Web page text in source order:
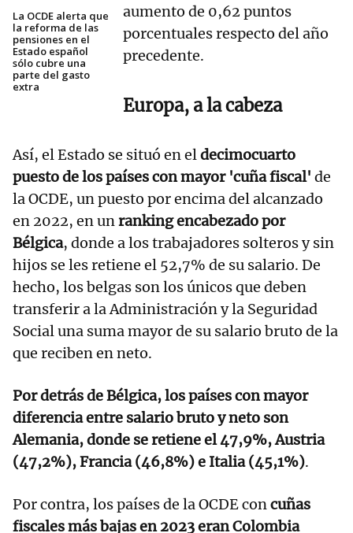
La OCDE alerta que
la reforma de las
pensiones en el
Estado español
sólo cubre una
parte del gasto
extra
aumento de 0,62 puntos
porcentuales respecto del año
precedente.
Europa, a la cabeza
Así, el Estado se situó en eldecimocuarto
puesto de los países con mayor 'cuña fiscal' de
la OCDE, un puesto por encima del alcanzado
en 2022, en unranking encabezado por
Bélgica, donde a los trabajadores solteros y sin
hijos se les retiene el 52,7% de su salario. De
hecho, los belgas son los únicos que deben
transferir a la Administración y la Seguridad
Social una suma mayor de su salario bruto de la
que reciben en neto.
Por detrás de Bélgica, los países con mayor
diferencia entre salario bruto y neto son
Alemania, donde se retiene el 47,9%, Austria
(47,2%), Francia (46,8%) e Italia (45,1%).
Por contra, los países de la OCDE concuñas
fiscales más bajas en 2023 eran Colombia